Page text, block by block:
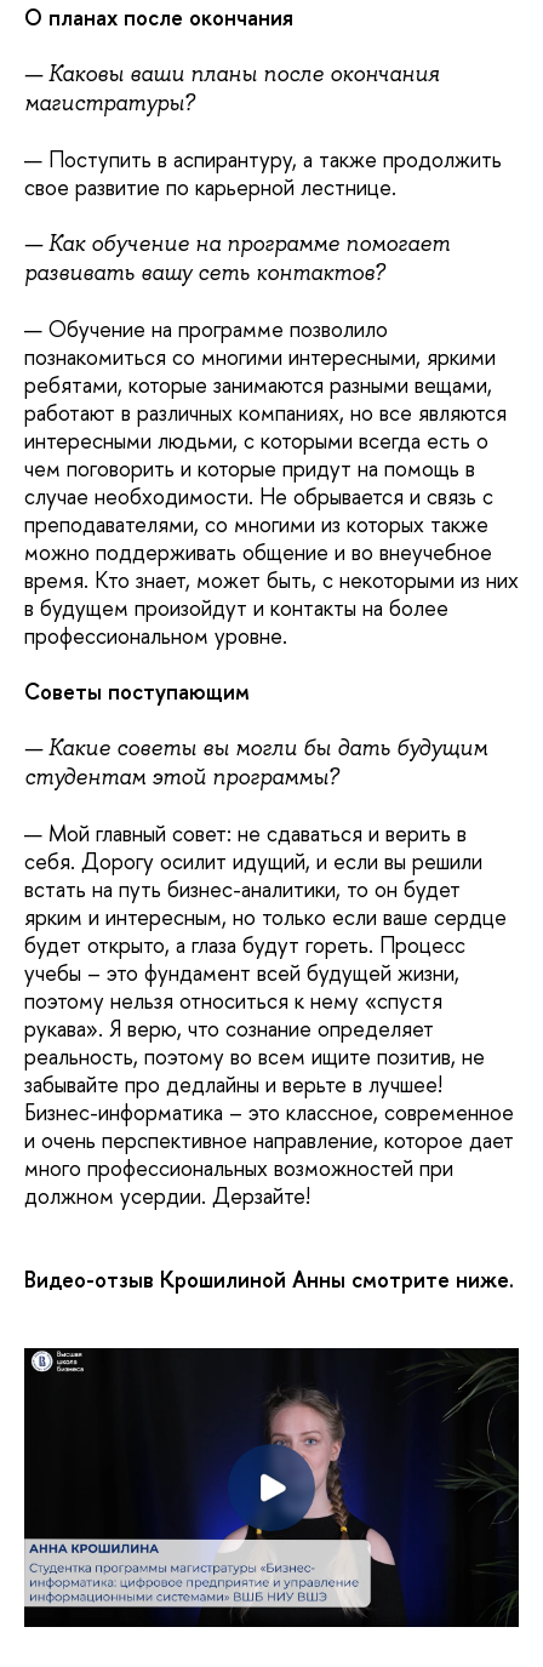
О планах после окончания
— Каковы ваши планы после окончания
магистратуры?
— Поступить в аспирантуру, а также продолжить
свое развитие по карьерной лестнице.
— Как обучение на программе помогает
развивать вашу сеть контактов?
— Обучение на программе позволило
познакомиться со многими интересными, яркими
ребятами, которые занимаются разными вещами,
работают в различных компаниях, но все являются
интересными людьми, с которыми всегда есть о
чем поговорить и которые придут на помощь в
случае необходимости. Не обрывается и связь с
преподавателями, со многими из которых также
можно поддерживать общение и во внеучебное
время. Кто знает, может быть, с некоторыми из них
в будущем произойдут и контакты на более
профессиональном уровне.
Советы поступающим
— Какие советы вы могли бы дать будущим
студентам этой программы?
— Мой главный совет: не сдаваться и верить в
себя. Дорогу осилит идущий, и если вы решили
встать на путь бизнес-аналитики, то он будет
ярким и интересным, но только если ваше сердце
будет открыто, а глаза будут гореть. Процесс
учебы – это фундамент всей будущей жизни,
поэтому нельзя относиться к нему «спустя
рукава». Я верю, что сознание определяет
реальность, поэтому во всем ищите позитив, не
забывайте про дедлайны и верьте в лучшее!
Бизнес-информатика – это классное, современное
и очень перспективное направление, которое дает
много профессиональных возможностей при
должном усердии. Дерзайте!
Видео-отзыв Крошилиной Анны смотрите ниже.